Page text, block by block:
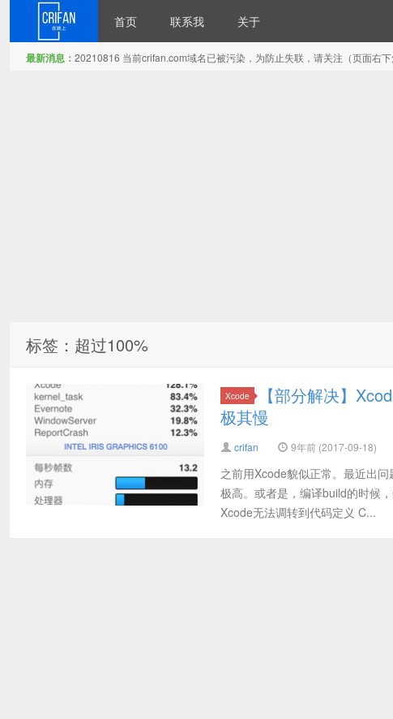
首页 联系我 关于
最新消息： 20210816 当前crifan.com域名已被污染，为防止失联，请关注（页面右
标签：超过100%
Xcode
【部分解决】
极其慢
crifan 9年前 (2017-09-18)
之前用Xcode貌似正常。最近出
极高。或者是，编译build的时候
Xcode无法调转到代码定义 C...